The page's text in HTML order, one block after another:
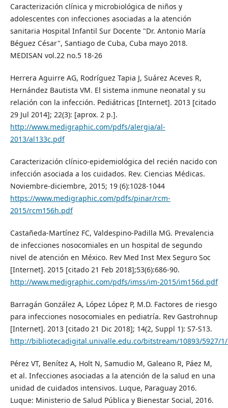
Caracterización clínica y microbiológica de niños y
adolescentes con infecciones asociadas a la atención
sanitaria Hospital Infantil Sur Docente "Dr. Antonio María
Béguez César", Santiago de Cuba, Cuba mayo 2018.
MEDISAN vol.22 no.5 18-26
Herrera Aguirre AG, Rodríguez Tapia J, Suárez Aceves R,
Hernández Bautista VM. El sistema inmune neonatal y su
relación con la infección. Pediátricas [Internet]. 2013 [citado
29 Jul 2014]; 22(3): [aprox. 2 p.].
http://www.medigraphic.com/pdfs/alergia/al-
2013/al133c.pdf
Caracterización clínico-epidemiológica del recién nacido con
infección asociada a los cuidados. Rev. Ciencias Médicas.
Noviembre-diciembre, 2015; 19 (6):1028-1044
https://www.medigraphic.com/pdfs/pinar/rcm-
2015/rcm156h.pdf
Castañeda-Martínez FC, Valdespino-Padilla MG. Prevalencia
de infecciones nosocomiales en un hospital de segundo
nivel de atención en México. Rev Med Inst Mex Seguro Soc
[Internet]. 2015 [citado 21 Feb 2018];53(6):686-90.
http://www.medigraphic.com/pdfs/imss/im-2015/im156d.pdf
Barragán González A, López López P, M.D. Factores de riesgo
para infecciones nosocomiales en pediatría. Rev Gastrohnup
[Internet]. 2013 [citado 21 Dic 2018]; 14(2, Suppl 1): S7-S13.
http://bibliotecadigital.univalle.edu.co/bitstream/10893/5927/1/
Pérez VT, Benítez A, Holt N, Samudio M, Galeano R, Páez M,
et al. Infecciones asociadas a la atención de la salud en una
unidad de cuidados intensivos. Luque, Paraguay 2016.
Luque: Ministerio de Salud Pública y Bienestar Social, 2016.